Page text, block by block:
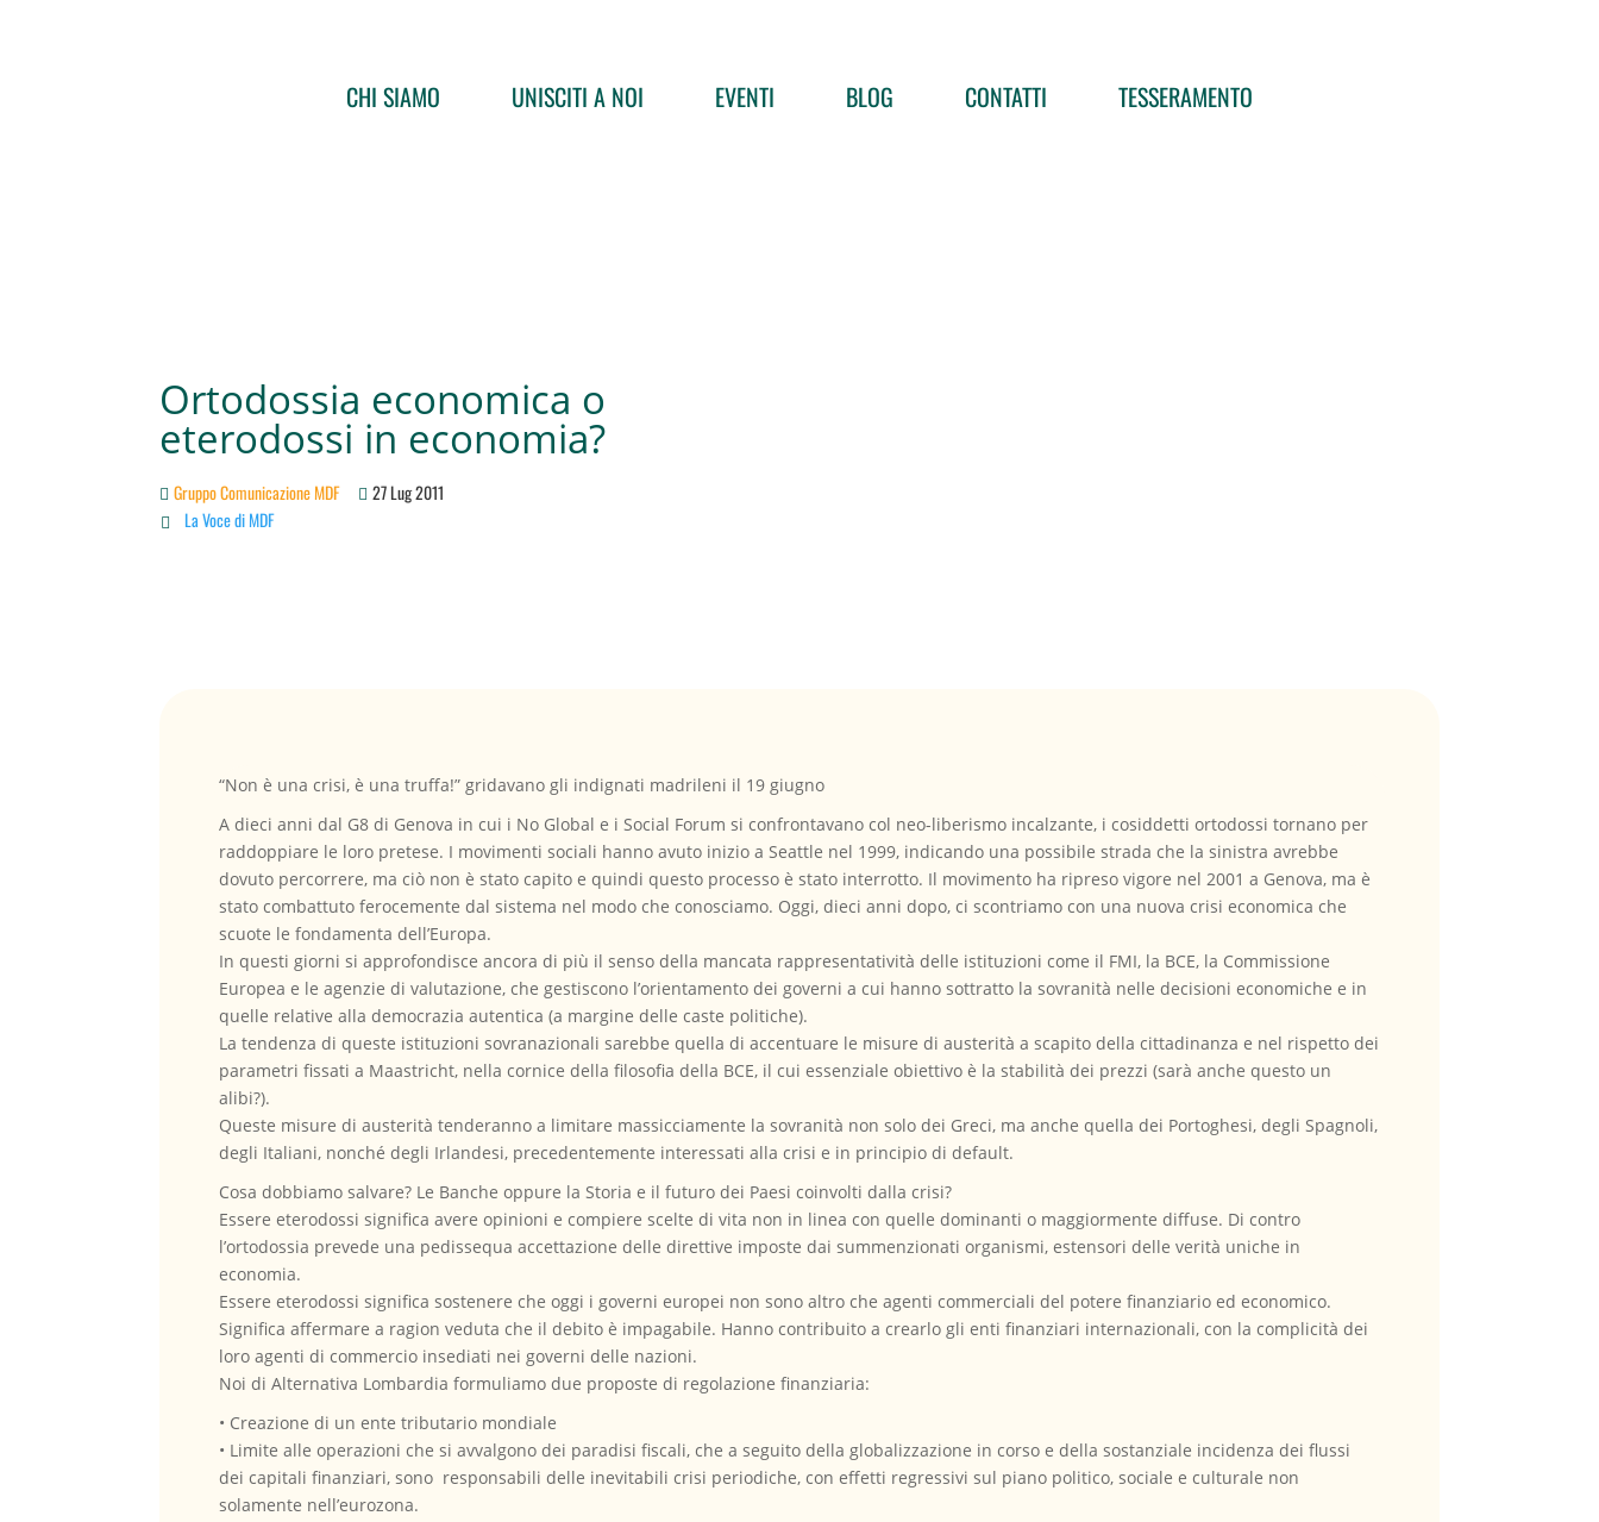
CHI SIAMO UNISCITI A NOI EVENTI BLOG CONTATTI TESSERAMENTO
Ortodossia economica o
eterodossi in economia?
Gruppo Comunicazione MDF 27 Lug 2011
 La Voce di MDF
“Non è una crisi, è una truffa!” gridavano gli indignati madrileni il 19 giugno
A dieci anni dal G8 di Genova in cui i No Global e i Social Forum si confrontavano col neo-liberismo incalzante, i cosiddetti ortodossi tornano per
raddoppiare le loro pretese. I movimenti sociali hanno avuto inizio a Seattle nel 1999, indicando una possibile strada che la sinistra avrebbe
dovuto percorrere, ma ciò non è stato capito e quindi questo processo è stato interrotto. Il movimento ha ripreso vigore nel 2001 a Genova, ma è
stato combattuto ferocemente dal sistema nel modo che conosciamo. Oggi, dieci anni dopo, ci scontriamo con una nuova crisi economica che
scuote le fondamenta dell’Europa.
In questi giorni si approfondisce ancora di più il senso della mancata rappresentatività delle istituzioni come il FMI, la BCE, la Commissione
Europea e le agenzie di valutazione, che gestiscono l’orientamento dei governi a cui hanno sottratto la sovranità nelle decisioni economiche e in
quelle relative alla democrazia autentica (a margine delle caste politiche).
La tendenza di queste istituzioni sovranazionali sarebbe quella di accentuare le misure di austerità a scapito della cittadinanza e nel rispetto dei
parametri fissati a Maastricht, nella cornice della filosofia della BCE, il cui essenziale obiettivo è la stabilità dei prezzi (sarà anche questo un
alibi?).
Queste misure di austerità tenderanno a limitare massicciamente la sovranità non solo dei Greci, ma anche quella dei Portoghesi, degli Spagnoli,
degli Italiani, nonché degli Irlandesi, precedentemente interessati alla crisi e in principio di default.
Cosa dobbiamo salvare? Le Banche oppure la Storia e il futuro dei Paesi coinvolti dalla crisi?
Essere eterodossi significa avere opinioni e compiere scelte di vita non in linea con quelle dominanti o maggiormente diffuse. Di contro
l’ortodossia prevede una pedissequa accettazione delle direttive imposte dai summenzionati organismi, estensori delle verità uniche in
economia.
Essere eterodossi significa sostenere che oggi i governi europei non sono altro che agenti commerciali del potere finanziario ed economico.
Significa affermare a ragion veduta che il debito è impagabile. Hanno contribuito a crearlo gli enti finanziari internazionali, con la complicità dei
loro agenti di commercio insediati nei governi delle nazioni.
Noi di Alternativa Lombardia formuliamo due proposte di regolazione finanziaria:
• Creazione di un ente tributario mondiale
• Limite alle operazioni che si avvalgono dei paradisi fiscali, che a seguito della globalizzazione in corso e della sostanziale incidenza dei flussi
dei capitali finanziari, sono responsabili delle inevitabili crisi periodiche, con effetti regressivi sul piano politico, sociale e culturale non
solamente nell’eurozona.